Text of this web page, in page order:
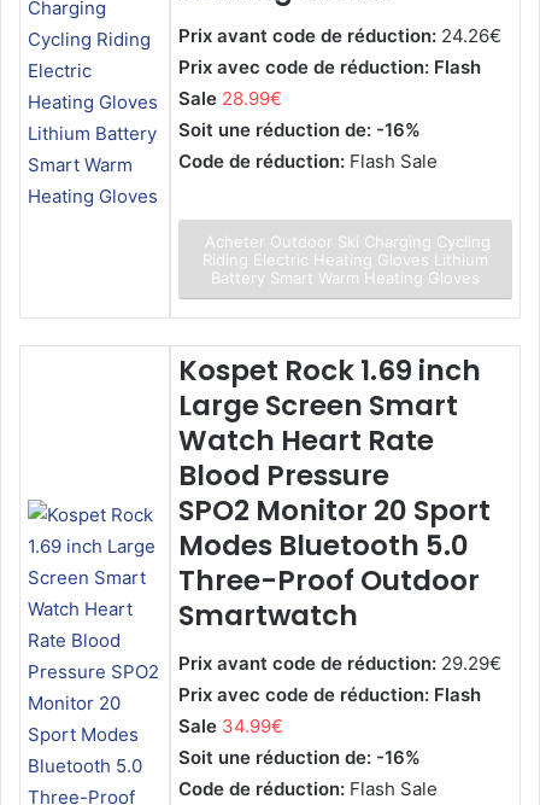
Prix avant code de réduction: 24.26€
Prix avec code de réduction: Flash
Sale 28.99€
Soit une réduction de: -16%
Code de réduction: Flash Sale
Acheter Outdoor Ski Charging Cycling
Riding Electric Heating Gloves Lithium
Battery Smart Warm Heating Gloves
Kospet Rock 1.69 inch
Large Screen Smart
Watch Heart Rate
Blood Pressure
SPO2 Monitor 20 Sport
Modes Bluetooth 5.0
Three-Proof Outdoor
Smartwatch
Prix avant code de réduction: 29.29€
Prix avec code de réduction: Flash
Sale 34.99€
Soit une réduction de: -16%
Code de réduction: Flash Sale